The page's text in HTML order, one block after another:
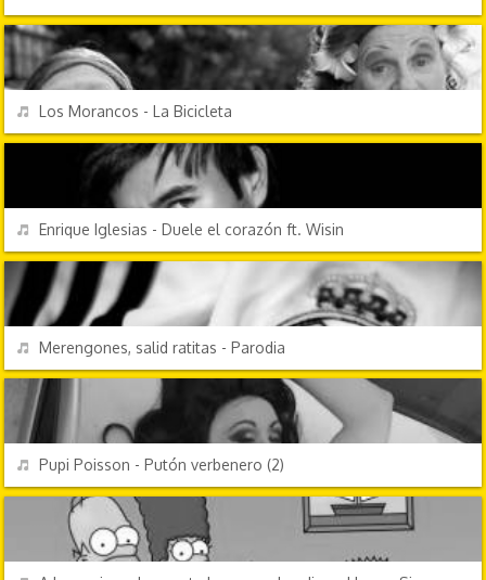
REPRODUCIR
Los Morancos - La Bicicleta
REPRODUCIR
Enrique Iglesias - Duele el corazón ft. Wisin
REPRODUCIR
Merengones, salid ratitas - Parodia
REPRODUCIR
Pupi Poisson - Putón verbenero (2)